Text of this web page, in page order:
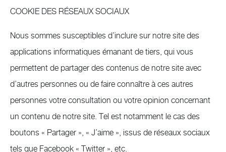
COOKIE DES RÉSEAUX SOCIAUX
Nous sommes susceptibles d’inclure sur notre site des
applications informatiques émanant de tiers, qui vous
permettent de partager des contenus de notre site avec
d’autres personnes ou de faire connaître à ces autres
personnes votre consultation ou votre opinion concernant
un contenu de notre site. Tel est notamment le cas des
boutons « Partager », « J’aime », issus de réseaux sociaux
tels que Facebook « Twitter », etc.